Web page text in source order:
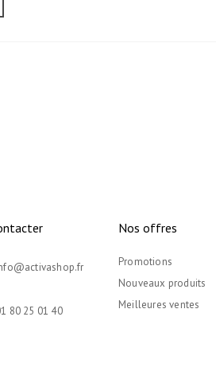
80 25 01 40
Nos offres
Promotions
Nouveaux produits
Meilleures ventes